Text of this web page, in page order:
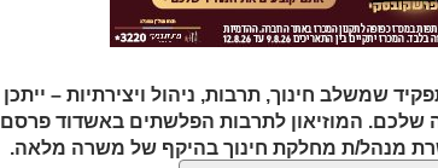
שמשלב חינוך, תרבות, ניהול ויצירתיות – ייתכן
שלכם. המוזיאון לתרבות הפלשתים באשדוד פרסם
מנהל/ת מחלקת חינוך בהיקף של משרה מלאה.